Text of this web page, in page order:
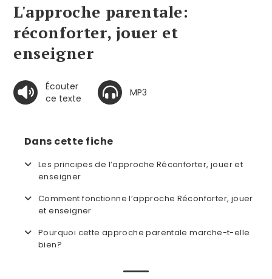
L'approche parentale:
réconforter, jouer et
enseigner
Écouter
ce texte
MP3
Dans cette fiche
Les principes de l’approche Réconforter, jouer et
enseigner
Comment fonctionne l’approche Réconforter, jouer
et enseigner
Pourquoi cette approche parentale marche-t-elle
bien?